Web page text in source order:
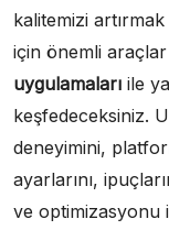
kalitemizi artırmak
için önemli araçlar
uygulamaları ile
keşfedeceksiniz.
deneyimini,
ayarlarını,
ve optimizasyonu